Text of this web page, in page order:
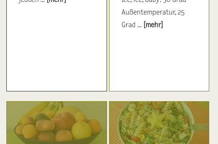
Außentemperatur, 25
Grad ... [mehr]